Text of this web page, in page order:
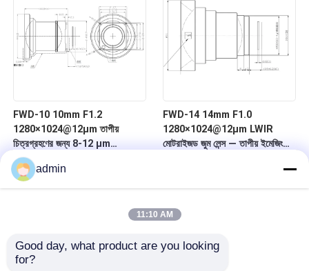
FWD-10 10mm F1.2
1280×1024@12μm তাপীয়
চিত্রগ্রহণের জন্য 8-12 μm
তরঙ্গদৈর্ঘ্যের সাথে LWIR মোটরাইজড জুম
লেন্স
FWD-14 14mm F1.0
1280×1024@12μm LWIR
মোটরাইজড জুম লেন্স — তাপীয় ইমেজিংয়ের
admin
11:10 AM
Good day, what product are you looking
for?